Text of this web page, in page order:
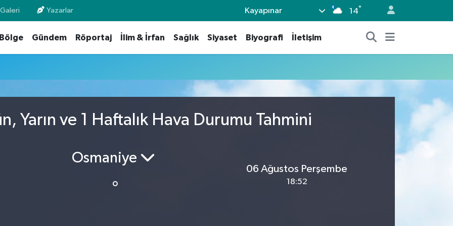
Yazarlar Kayapınar 14°
Bölge Gündem Röportaj İlim & İrfan Sağlık Siyaset Biyografi İletişim
Yarın ve 1 Haftalık Hava Durumu Tahmini
Osmaniye
°
06 Ağustos Perşembe
18:52